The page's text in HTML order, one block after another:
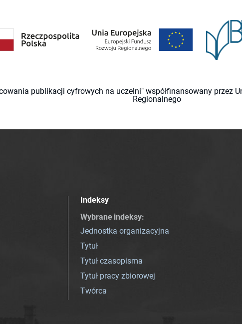
publikacji cyfrowych na uczelni" współfinansowany przez
Regionalnego
Indeksy
Wybrane indeksy:
Jednostka organizacyjna
Tytuł
Tytuł czasopisma
Tytuł pracy zbiorowej
Twórca